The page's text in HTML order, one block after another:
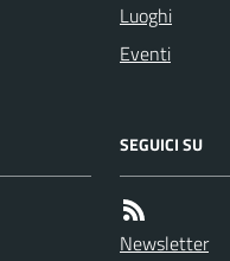
Luoghi
Eventi
SEGUICI SU
Newsletter